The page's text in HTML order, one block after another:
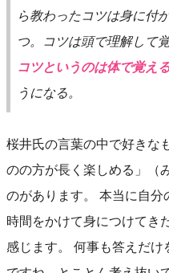
ら教わったコツは身に付
つ。コツは頭で理解して
コツというのは体で覚え
うになる。
桜井氏の言葉の中で好きな
のの方が長く楽しめる」（
のがあります。 本当に自分
時間をかけて身につけてき
感じます。 何事も答えだけ